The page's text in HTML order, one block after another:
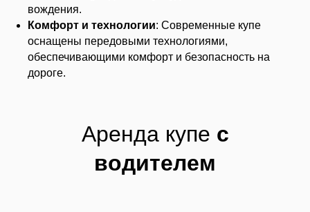
вождения.
Комфорт и технологии: Современные купе
оснащены передовыми технологиями,
обеспечивающими комфорт и безопасность на
дороге.
Аренда купе с
водителем